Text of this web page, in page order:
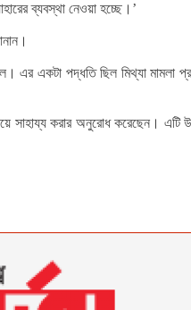
ব্যবস্থা নেওয়া হচ্ছে।’
এর একটা পদ্ধতি ছিল মিথ্যা
করার অনুরোধ করেছেন। এটি